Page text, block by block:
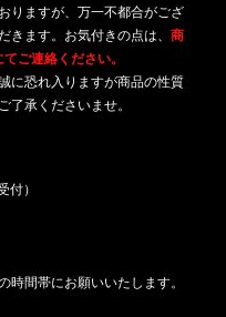
りますが、万一不都合がござ
ます。お気付きの点は、 商
ご連絡ください。
に恐れ入りますが商品の性質
承くださいませ。
付）
間帯にお願いいたします。